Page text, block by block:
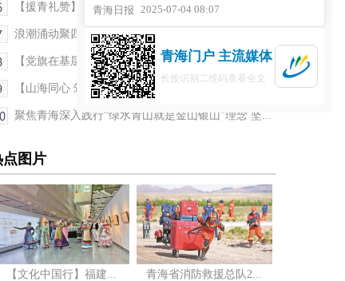
【援青礼赞】北京援青铺就玉树振兴路 十五年累计投...
浪潮涌动聚四海英才 山河宽广纳八方才俊——传承“...
【党旗在基层一线高高飘扬】“头雁”领航破困局 废...
【山海同心 筑梦青海】山海协作为盐湖“点睛”——...
聚焦青海深入践行“绿水青山就是金山银山”理念 坚...
点图片
【文化中国行】福建... 青海省消防救援总队2...
青海日报 2025-07-04 08:07
青海门户 主流媒体
长按识别二维码查看全文